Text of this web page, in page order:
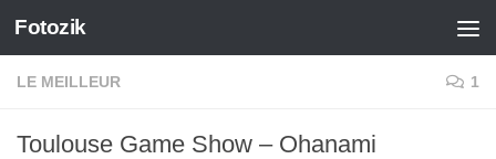
Skip to content
Fotozik
LE MEILLEUR 1
Toulouse Game Show – Ohanami